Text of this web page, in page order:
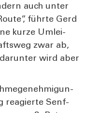
auch unter
führ­te Gerd
kur­ze Umlei­
zwar ab,
wird aber
reagier­te Senf­